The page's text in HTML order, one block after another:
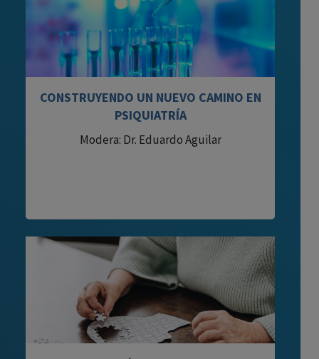
CONSTRUYENDO UN NUEVO CAMINO EN
PSIQUIATRÍA
Modera: Dr. Eduardo Aguilar